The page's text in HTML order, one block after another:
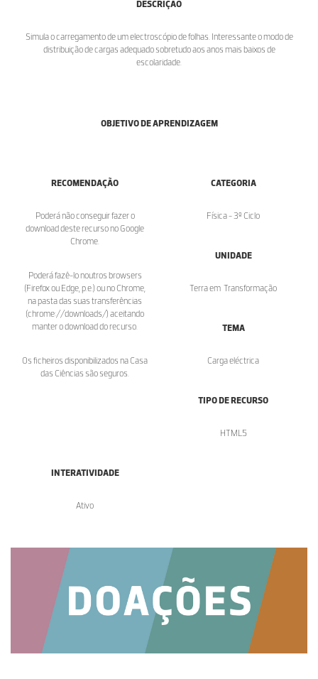
DESCRIÇÃO
Simula o carregamento de um electroscópio de folhas. Interessante o modo de
distribuição de cargas adequado sobretudo aos anos mais baixos de
escolaridade.
OBJETIVO DE APRENDIZAGEM
RECOMENDAÇÃO
Poderá não conseguir fazer o
download deste recurso no Google
Chrome.
Poderá fazê-lo noutros browsers
(Firefox ou Edge, p.e.) ou no Chrome,
na pasta das suas transferências
(chrome://downloads/) aceitando
manter o download do recurso.
Os ficheiros disponibilizados na Casa
das Ciências são seguros.
CATEGORIA
Física - 3º Ciclo
UNIDADE
Terra em Transformação
TEMA
Carga eléctrica
TIPO DE RECURSO
HTML5
INTERATIVIDADE
Ativo